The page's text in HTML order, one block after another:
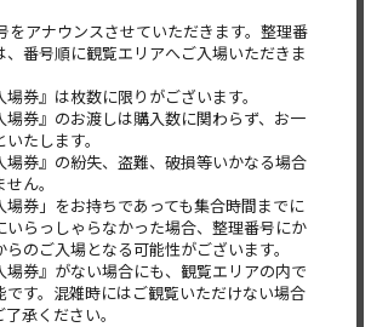
をアナウンスさせていただきます。整理番
、番号順に観覧エリアへご入場いただきま
券』は枚数に限りがございます。
券』のお渡しは購入数に関わらず、お一
たします。
券』の紛失、盗難、破損等いかなる場合
ん。
券」をお持ちであっても集合時間までに
いらっしゃらなかった場合、整理番号にか
のご入場となる可能性がございます。
券』がない場合にも、観覧エリアの内で
です。混雑時にはご観覧いただけない場合
承ください。